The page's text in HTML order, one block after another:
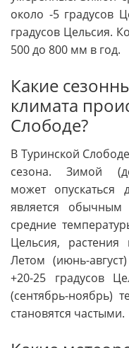
около -5 градусов
градусов Цельсия.
500 до 800 мм в год.
Какие
климата
Слободе?
В Туринской
сезона. Зимой
может опускаться
является обычным
средние
Цельсия,
Летом (июнь-
+20-25 градусов
(сентябрь-ноябрь)
становятся частыми.